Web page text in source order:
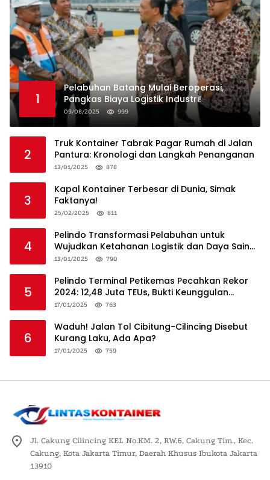
1
Pelabuhan Batang Mulai Beroperasi,
Pangkas Biaya Logistik Industri!
09/08/2025 999
2
Truk Kontainer Tabrak Pagar Rumah di Jalan
Pantura: Kronologi dan Langkah Penanganan
13/01/2025 878
3
Kapal Kontainer Terbesar di Dunia, Simak
Faktanya!
25/02/2025 811
4
Pelindo Transformasi Pelabuhan untuk
Wujudkan Ketahanan Logistik dan Daya Saing
Global
13/01/2025 790
5
Pelindo Terminal Petikemas Pecahkan Rekor
2024: 12,48 Juta TEUs, Bukti Keunggulan
Logistik Nasional
17/01/2025 763
6
Waduh! Jalan Tol Cibitung-Cilincing Disebut
Kurang Laku, Ada Apa?
17/01/2025 759
Jl. Cakung Cilincing KEL No.KM. 2, RW.6, Cakung Tim., Kec.
Cakung, Kota Jakarta Timur, Daerah Khusus Ibukota Jakarta
13910